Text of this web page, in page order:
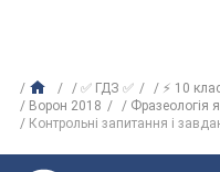
✅ ГДЗ ✅ ⚡ 10
Ворон 2018
Фразеологія
Контрольні запитання і